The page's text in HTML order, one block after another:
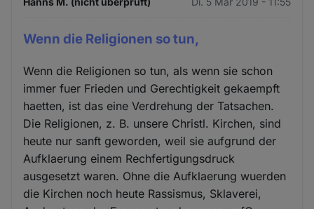
Wenn die Religionen so tun,
Wenn die Religionen so tun, als wenn sie schon
immer fuer Frieden und Gerechtigkeit gekaempft
haetten, ist das eine Verdrehung der Tatsachen.
Die Religionen, z. B. unsere Christl. Kirchen, sind
heute nur sanft geworden, weil sie aufgrund der
Aufklaerung einem Rechfertigungsdruck
ausgesetzt waren. Ohne die Aufklaerung wuerden
die Kirchen noch heute Rassismus, Sklaverei,